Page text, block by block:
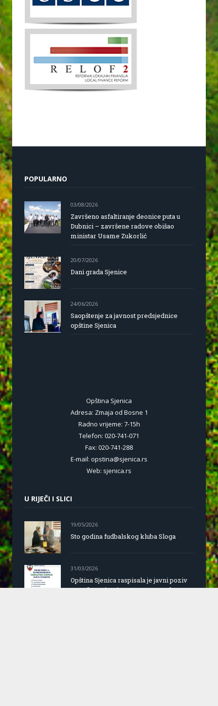
POPULARNO
03/08/2026
Završeno asfaltiranje deonice puta u
Dubnici – završene radove obišao
ministar Usame Zukorlić
20/07/2026
Dani grada Sjenice
24/06/2026
Saopštenje za javnost predsjednice
opštine Sjenica
Opština Sjenica
Adresa: Zmaja od Bosne 1
Radno vrijeme: 7-15h
Telefon: 020-741-071
Fax: 020-741-288
E-mail: opstina@sjenica.rs
Web: sjenica.rs
U RIJEČI I SLICI
19/05/2026
Sto godina fudbalskog kluba Sloga
31/03/2026
Opština Sjenica raspisala je javni poziv
za sufinansiranje mera energetske